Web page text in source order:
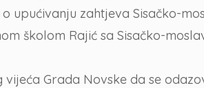
upućivanju zahtjeva Sisačko-
školom Rajić sa Sisačko-
vijeća Grada Novske da se